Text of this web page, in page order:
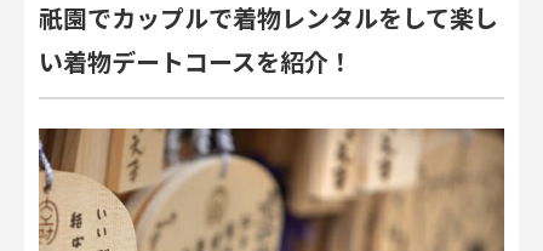
祇園でカップルで着物レンタルをして楽し
い着物デートコースを紹介！